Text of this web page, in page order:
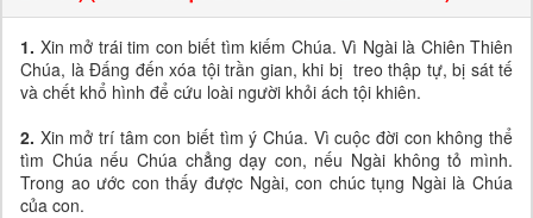
1. Xin mở trái tim con biết tìm kiếm Chúa. Vì Ngài là Chiên Thiên
Chúa, là Đấng đến xóa tội trần gian, khi bị treo thập tự, bị sát tế
và chết khổ hình để cứu loài người khỏi ách tội khiên.
2. Xin mở trí tâm con biết tìm ý Chúa. Vì cuộc đời con không thể
tìm Chúa nếu Chúa chẳng dạy con, nếu Ngài không tỏ mình.
Trong ao ước con thấy được Ngài, con chúc tụng Ngài là Chúa
của con.